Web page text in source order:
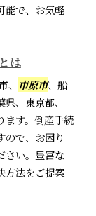
能で、お気軽
は
市原市、船
、東京都、
ます。倒産手続
ので、お困り
さい。豊富な
方法をご提案